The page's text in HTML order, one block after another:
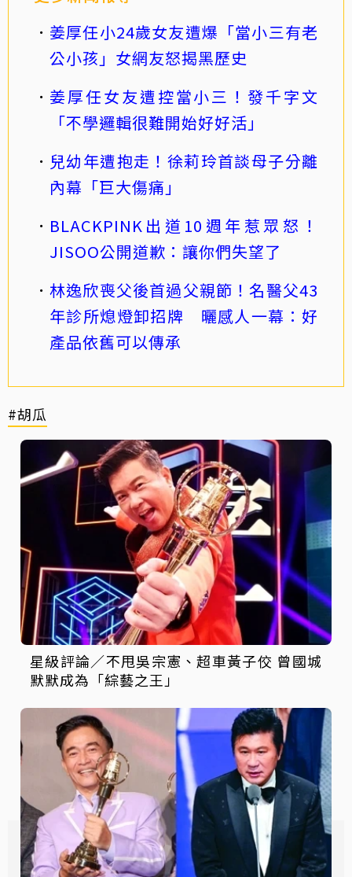
姜厚任小24歲女友遭爆「當小三有老
公小孩」女網友怒揭黑歷史
姜厚任女友遭控當小三！發千字文
「不學邏輯很難開始好好活」
兒幼年遭抱走！徐莉玲首談母子分離
內幕「巨大傷痛」
BLACKPINK出道10週年惹眾怒！
JISOO公開道歉：讓你們失望了
林逸欣喪父後首過父親節！名醫父43
年診所熄燈卸招牌 曬感人一幕：好
產品依舊可以傳承
#胡瓜
星級評論／不甩吳宗憲、超車黃子佼 曾國城
默默成為「綜藝之王」